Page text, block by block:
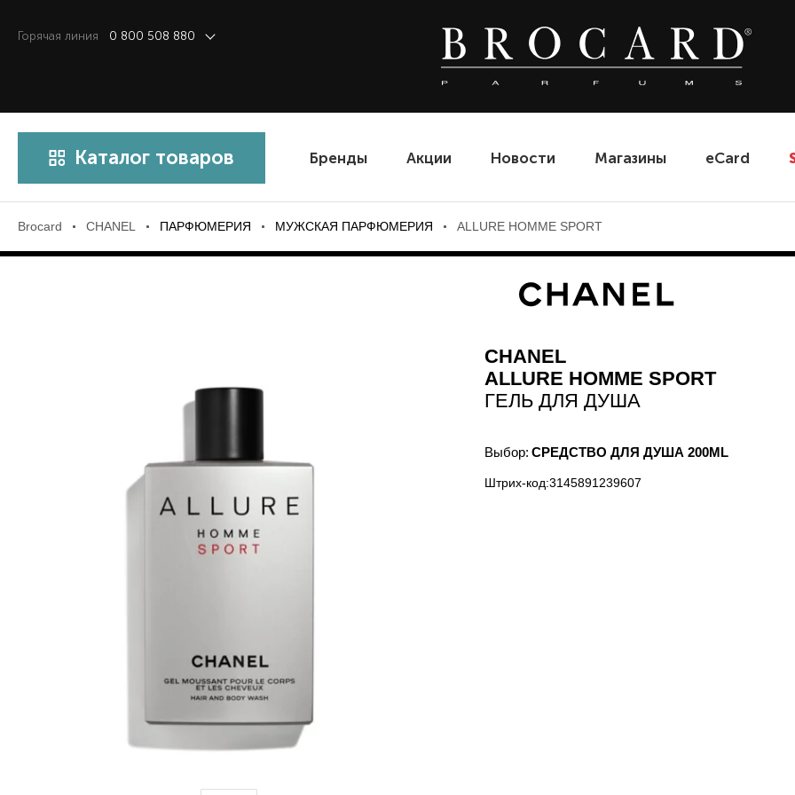
Горячая линия 0 800 508 880
Каталог товаров Бренды Акции Новости Магазины eCard
Brocard CHANEL ПАРФЮМЕРИЯ МУЖСКАЯ ПАРФЮМЕРИЯ ALLURE HOMME SPORT
CHANEL
ALLURE HOMME SPORT
ГЕЛЬ ДЛЯ ДУША
Выбор: СРЕДСТВО ДЛЯ ДУША 200ML
Штрих-код:3145891239607